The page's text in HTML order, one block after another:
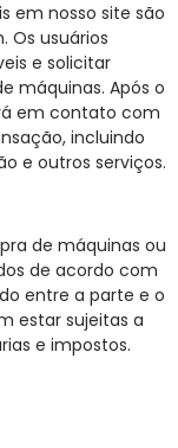
em nosso site são
Os usuários
e solicitar
máquinas. Após o
em contato com
incluindo
e outros serviços.
de máquinas ou
de acordo com
entre a parte e o
estar sujeitas a
e impostos.